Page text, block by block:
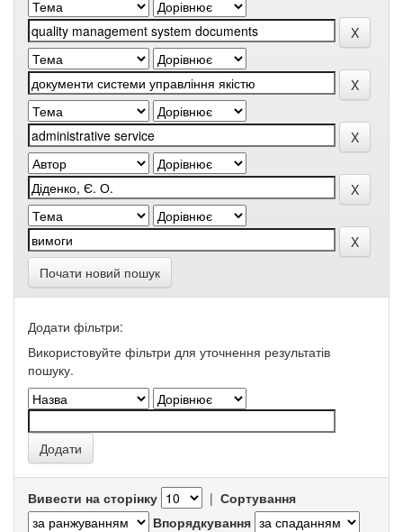
Почати новий пошук
Додати фільтри:
Використовуйте фільтри для уточнення результатів
пошуку.
Вивести на сторінку | Сортування
Впорядкування